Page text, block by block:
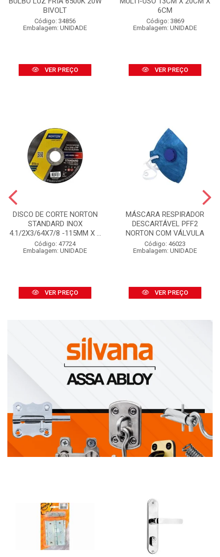
BIVOLT
Código: 34856
Embalagem: UNIDADE
VER PREÇO
6CM
Código: 3869
Embalagem: UNIDADE
VER PREÇO
DISCO DE CORTE NORTON
STANDARD INOX
4.1/2X3/64X7/8 -115MM X ...
Código: 47724
Embalagem: UNIDADE
VER PREÇO
MÁSCARA RESPIRADOR
DESCARTÁVEL PFF2
NORTON COM VÁLVULA
Código: 46023
Embalagem: UNIDADE
VER PREÇO